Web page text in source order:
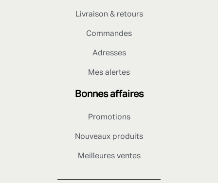
Livraison & retours
Commandes
Adresses
Mes alertes
Bonnes affaires
Promotions
Nouveaux produits
Meilleures ventes